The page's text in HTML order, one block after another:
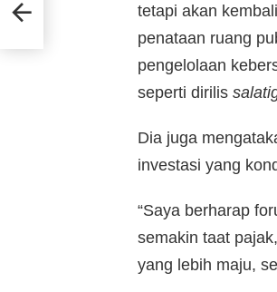
tetapi akan
penataan ruang
pengelolaan
seperti dirilis
Dia juga
investasi yang
“Saya berharap
semakin taat
yang lebih maju,